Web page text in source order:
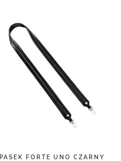
PASEK FORTE UNO CZARNY